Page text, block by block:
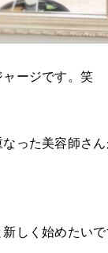
ージです。笑
った美容師さ
しく始めたいで